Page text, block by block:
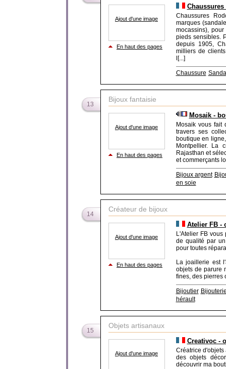
Ajout d'une image
En haut des pages
Chaussures
marques
mocassins),
pieds sensibles.
depuis 1905,
milliers de
l[...]
Chaussure
13
Bijoux fantaisie
Ajout d'une image
En haut des pages
Mosaik -
Mosaik vous fait
travers ses
boutique en
Montpellier. La
Rajasthan et
et commerçants
Bijoux argent
en soie
14
Créateur de bijoux
Ajout d'une image
En haut des pages
Atelier FB -
L'Atelier FB
de qualité par
pour toutes
La joaillerie est
objets de parure
fines, des pierres
Bijoutier
hérault
15
Objets artisanaux
Ajout d'une image
Creativoc -
Créatrice
des objets
découvrir ma